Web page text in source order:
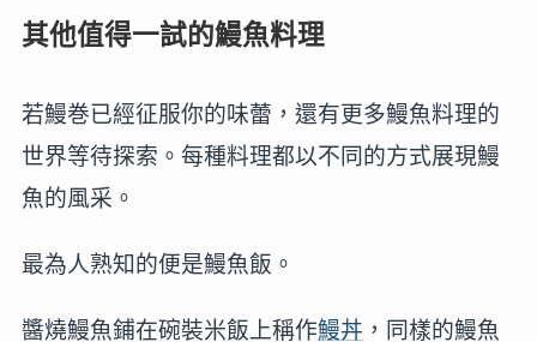
其他值得一試的鰻魚料理
若鰻巻已經征服你的味蕾，還有更多鰻魚料理的
世界等待探索。每種料理都以不同的方式展現鰻
魚的風采。
最為人熟知的便是鰻魚飯。
醬燒鰻魚鋪在碗裝米飯上稱作鰻丼 ，同樣的鰻魚